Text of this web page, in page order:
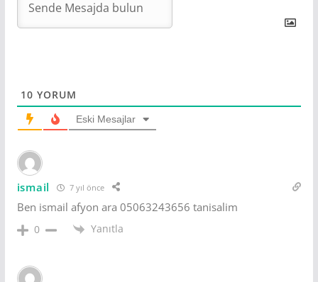
10 YORUM
Eski Mesajlar
ismail 7 yıl önce
Ben ismail afyon ara 05063243656 tanisalim
0 Yanıtla